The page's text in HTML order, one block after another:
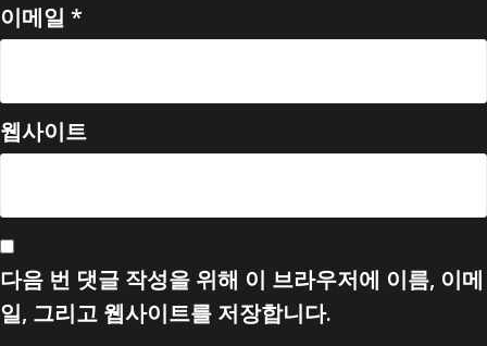
이메일 *
웹사이트
다음 번 댓글 작성을 위해 이 브라우저에 이름, 이메
일, 그리고 웹사이트를 저장합니다.